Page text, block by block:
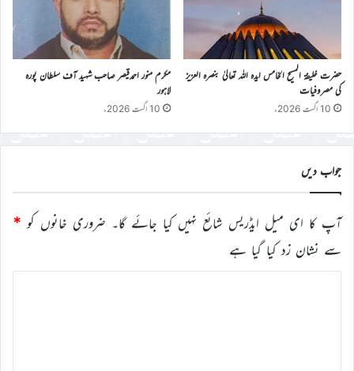
حضرت خلیفۃ المسیح الخامس ایدہ اللہ تعالیٰ بنصرہ العزیز
کی مصروفیات
10 اگست 2026ء
مکرم منور احمدقیصر صاحب شہید آف سلطان پورہ
لاہور
10 اگست 2026ء
جواب دیں
آپ کا ای میل ایڈریس شائع نہیں کیا جائے گا۔ ضروری خانوں کو *
سے نشان زد کیا گیا ہے